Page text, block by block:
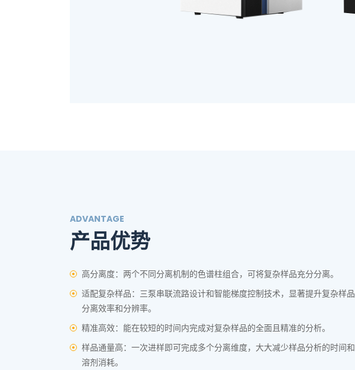
ADVANTAGE
产品优势
高分离度：两个不同分离机制的色谱柱组合，可将复杂样品充分分离。
适配复杂样品：三泵串联流路设计和智能梯度控制技术，显著提升复杂样品
分离效率和分辨率。
精准高效：能在较短的时间内完成对复杂样品的全面且精准的分析。
样品通量高：一次进样即可完成多个分离维度，大大减少样品分析的时间和
溶剂消耗。